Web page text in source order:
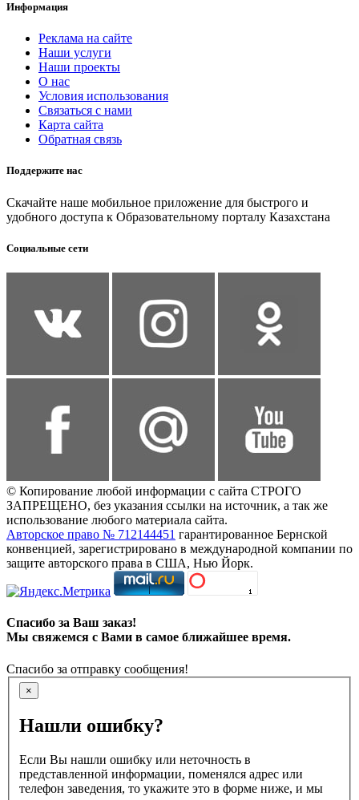
Информация
Реклама на сайте
Наши услуги
Наши проекты
О нас
Условия использования
Связаться с нами
Карта сайта
Обратная связь
Поддержите нас
Скачайте наше мобильное приложение для быстрого и
удобного доступа к Образовательному порталу Казахстана
Социальные сети
© Копирование любой информации с сайта СТРОГО
ЗАПРЕЩЕНО, без указания ссылки на источник, а так же
использование любого материала сайта.
Авторское право № 712144451 гарантированное Бернской
конвенцией, зарегистрировано в международной компании по
защите авторского права в США, Нью Йорк.
Спасибо за Ваш заказ!
Мы свяжемся с Вами в самое ближайшее время.
Спасибо за отправку сообщения!
×
Нашли ошибку?
Если Вы нашли ошибку или неточность в
представленной информации, поменялся адрес или
телефон заведения, то укажите это в форме ниже, и мы